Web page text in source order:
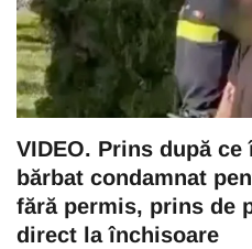
VIDEO. Prins după
bărbat condamnat
fără permis, prins de
direct la închisoare